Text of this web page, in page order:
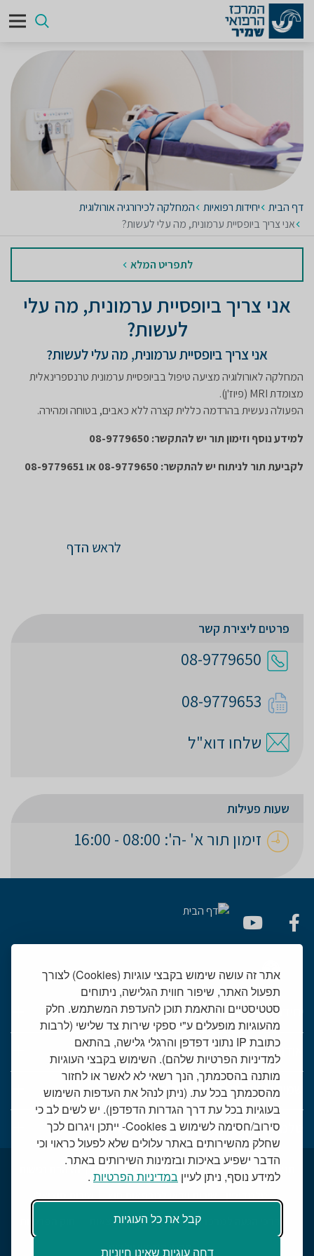
אתר זה עושה שימוש בקבצי עוגיות (Cookies) לצורך
תפעול האתר, שיפור חווית הגלישה, ניתוחים
סטטיסטיים והתאמת תוכן להעדפת המשתמש. חלק
מהעוגיות מופעלים ע"י ספקי שירות צד שלישי (לרבות
כתובת IP נתוני דפדפן והרגלי גלישה, בהתאם
למדיניות הפרטיות שלהם). השימוש בקבצי העוגיות
מותנה בהסכמתך, הנך רשאי לא לאשר או לחזור
מהסכמתך בכל עת. (ניתן לנהל את העדפות השימוש
בעוגיות בכל עת דרך הגדרות הדפדפן). יש לשים לב כי
סירוב/חסימה לשימוש ב Cookies- ייתכן ויגרום לכך
שחלק מהשירותים באתר עלולים שלא לפעול כראוי וכי
הדבר ישפיע באיכות ובזמינות השירותים באתר.
למידע נוסף, ניתן לעיין במדיניות הפרטיות .
קבל את כל העוגיות
דחה עוגיות שאינן חיוניות
דף הבית יחידות רפואיות
המחלקה לכירורגיה אורולוגית
אני צריך ביופסיית ערמונית, מה עלי לעשות?
לתפריט המלא
אני צריך ביופסיית ערמונית, מה עלי
לעשות?
אני צריך ביופסיית ערמונית, מה עלי לעשות?
המחלקה לאורולוגיה מציעה טיפול בביופסיית ערמונית טרנספרינאלית
מצומדת MRI (פיוז'ן).
הפעולה נעשית בהרדמה כללית קצרה ללא כאבים, בטוחה ומהירה.
למידע נוסף וזימון תור יש להתקשר: 08-9779650
לקביעת תור לניתוח יש להתקשר: 08-9779650 או 08-9779651
לראש הדף
פרטים ליצירת קשר
08-9779650
08-9779653
שלחו דוא"ל
שעות פעילות
זימון תור א' -ה': 08:00 - 16:00
יחידות רפואיות
אודות המרכז הרפואי שמיר
שמיר אישי - פורטל מטופלים
טלמדיסין - שירות וידאו למרפאות חוץ
תנאי שימוש באתר דרושים בשמיר
טלמדיסין - שירות וידאו למרפאות חוץ
שירות סוציאלי
דרכי הגעה למרכז הרפואי
מפת התמצאות
תקנון קמפיין יולדות